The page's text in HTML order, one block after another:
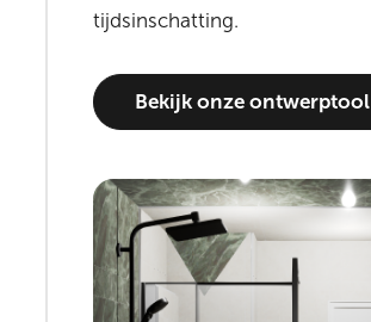
tijdsinschatting.
Bekijk onze ontwerptool